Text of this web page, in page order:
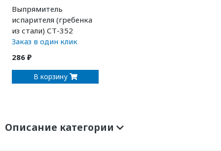
Выпрямитель
испарителя (гребенка
из стали) СТ-352
Заказ в один клик
286 ₽
В корзину
Описание категории